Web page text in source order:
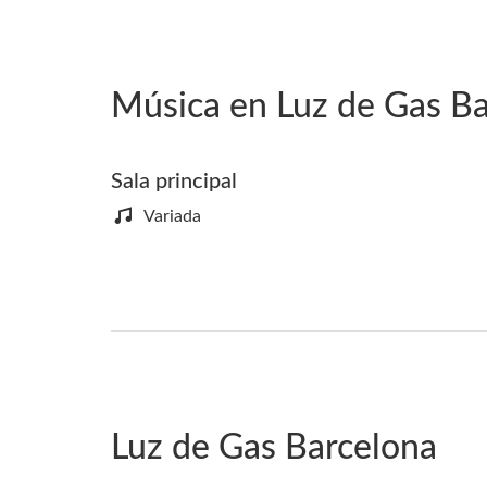
Música en Luz de Gas
Sala principal
Variada
Luz de Gas Barcelona